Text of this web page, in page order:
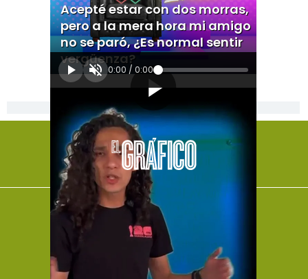
Acepté estar con dos morras,
pero a la mera hora mi amigo
no se paró, ¿Es normal sentir
vergüenza?
0:00 / 0:00
[Publicidad]
El Universal
Vive USA